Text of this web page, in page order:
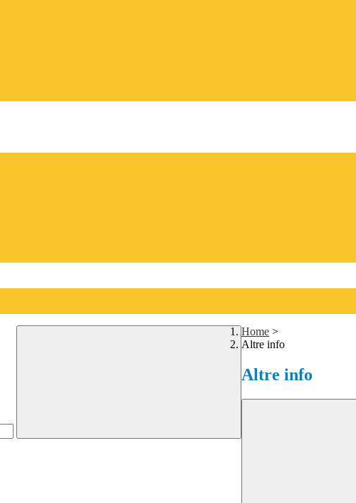
Home >
Altre info
Altre info